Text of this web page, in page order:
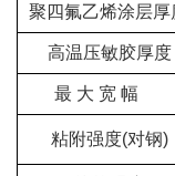
聚四氟乙烯涂层厚
高温压敏胶厚度
最 大 宽 幅
粘附强度(对钢)